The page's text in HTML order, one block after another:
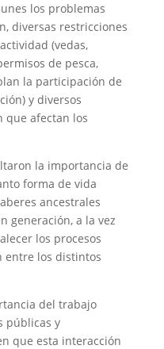
los problemas
diversas restricciones
(vedas,
de pesca,
la participación de
y diversos
que afectan los
la importancia de
forma de vida
ancestrales
generación, a la vez
los procesos
entre los distintos
del trabajo
públicas y
que esta interacción